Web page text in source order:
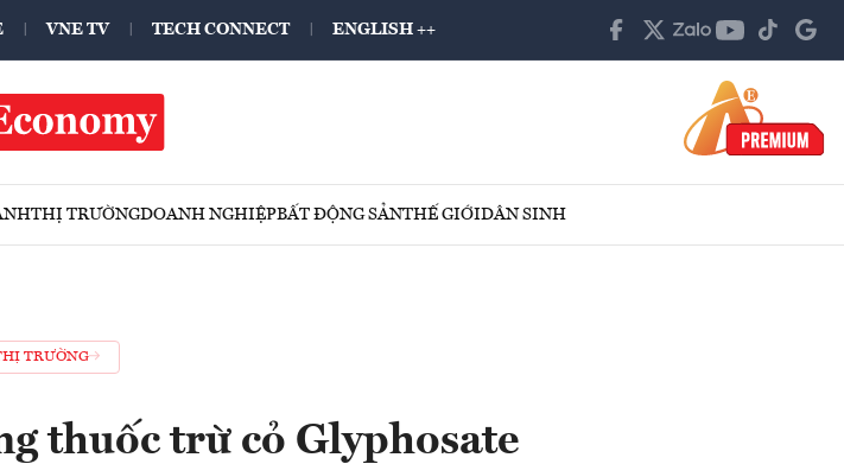
VNE TV TECH CONNECT ENGLISH ++
THỊ TRƯỜNGDOANH NGHIỆPBẤT ĐỘNG SẢNTHẾ GIỚIDÂN SINH
TRƯỜNG
thuốc trừ cỏ Glyphosate